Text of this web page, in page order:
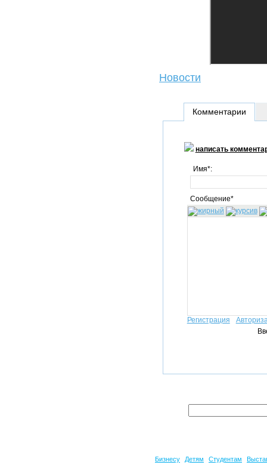
Новости
Комментарии
написать
Имя*:
Сообщение*
Регистрация
Бизнесу Детям Студентам